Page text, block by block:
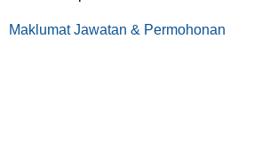
Maklumat Jawatan & Permohonan